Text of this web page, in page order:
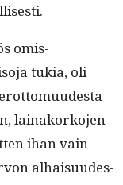
omis­
tukia, oli
lainako­rko­jen
ihan vain
alhaisu­ud­es­